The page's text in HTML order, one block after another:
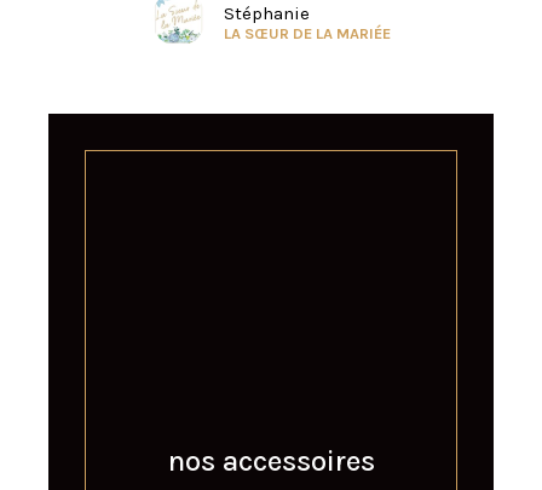
Stéphanie
LA SŒUR DE LA MARIÉE
nos accessoires